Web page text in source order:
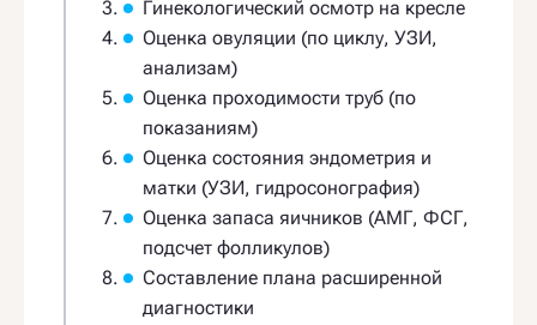
Гинекологический осмотр на кресле
Оценка овуляции (по циклу, УЗИ,
анализам)
Оценка проходимости труб (по
показаниям)
Оценка состояния эндометрия и
матки (УЗИ, гидросонография)
Оценка запаса яичников (АМГ, ФСГ,
подсчет фолликулов)
Составление плана расширенной
диагностики